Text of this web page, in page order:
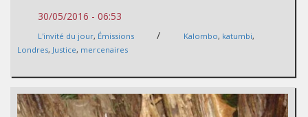
30/05/2016 - 06:53
L'invité du jour, Émissions / Kalombo, katumbi,
Londres, Justice, mercenaires